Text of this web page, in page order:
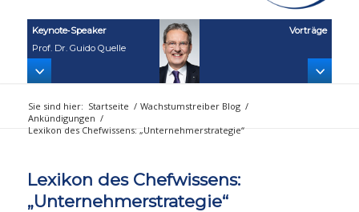
Keynote‑Speaker
Prof. Dr. Guido Quelle
Vorträge
Sie sind hier: Startseite / Wachstumstreiber Blog /
Ankündigungen /
Lexikon des Chefwissens: „Unternehmerstrategie“
Lexikon des Chefwissens:
„Unternehmerstrategie“